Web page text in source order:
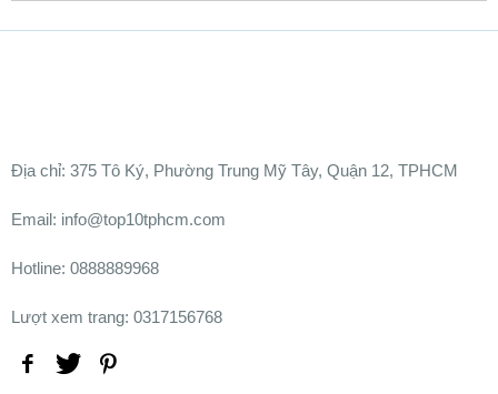
Ðịa chỉ: 375 Tô Ký, Phường Trung Mỹ Tây, Quận 12, TPHCM
Email: info@top10tphcm.com
Hotline: 0888889968
Lượt xem trang: 0317156768